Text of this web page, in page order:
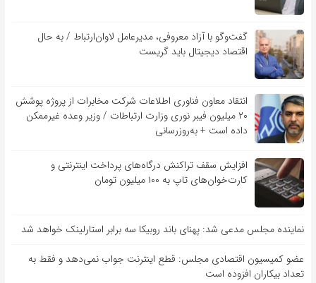
گفت‌و‌گو با آزاد معروفی، مدیرعامل لاوان‌ارتباط / به حال
اقتصاد دیجیتال باید گریست
انتقاد معاون فناوری اطلاعات شرکت مخابرات از پروژه پوشش
۲۰ میلیون فیبر نوری وزارت ارتباطات / وزیر وعده غیرممکن
داده است + به‌روزرسانی
افزایش سقف تراکنش درگاه‌های پرداخت اینترنتی و
کارت‌خوان‌های تاپ به ۱۰۰ میلیون تومان
نماینده مجلس مدعی شد: پهنای باند روبیکا سه برابر استارلینک خواهد شد
عضو کمیسیون اقتصادی مجلس: قطع اینترنت جواب نمی‌دهد و فقط به
تعداد بیکاران افزوده است